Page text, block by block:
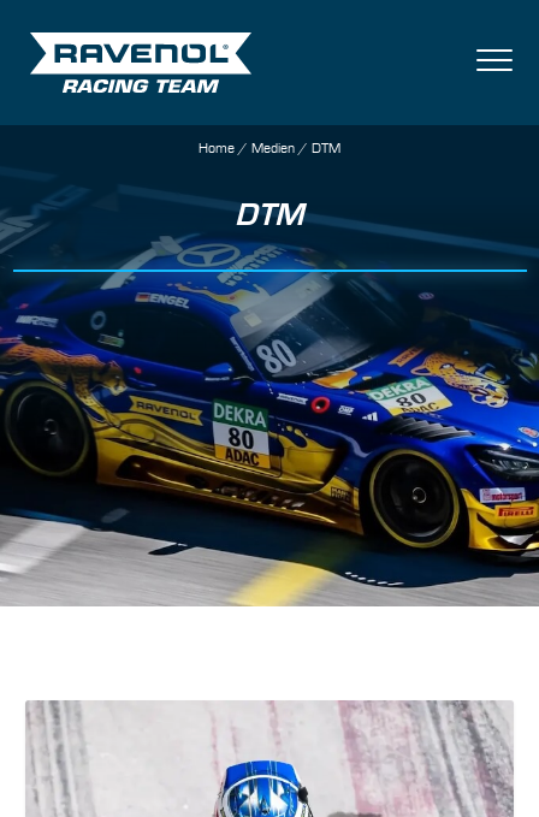
Partner
Home / Medien / DTM
DTM